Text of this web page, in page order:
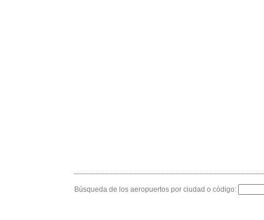
Búsqueda de los aeropuertos por ciudad o código: